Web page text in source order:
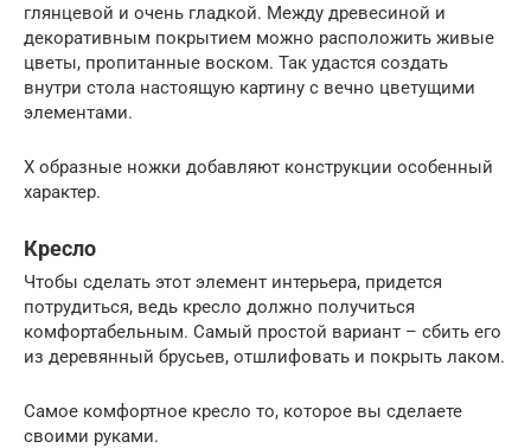
глянцевой и очень гладкой. Между древесиной и
декоративным покрытием можно расположить живые
цветы, пропитанные воском. Так удастся создать
внутри стола настоящую картину с вечно цветущими
элементами.
Х образные ножки добавляют конструкции особенный
характер.
Кресло
Чтобы сделать этот элемент интерьера, придется
потрудиться, ведь кресло должно получиться
комфортабельным. Самый простой вариант – сбить его
из деревянный брусьев, отшлифовать и покрыть лаком.
Самое комфортное кресло то, которое вы сделаете
своими руками.